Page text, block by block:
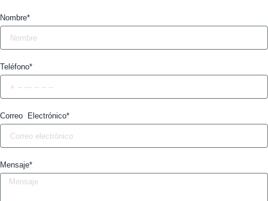
Nombre*
Teléfono*
Correo Electrónico*
Mensaje*